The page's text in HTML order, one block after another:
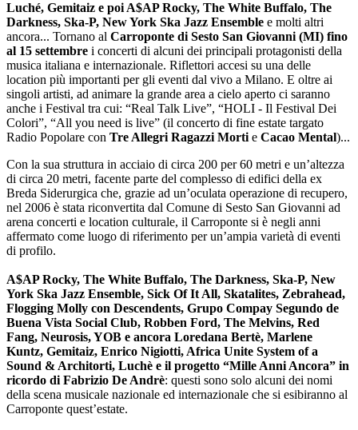
Luché, Gemitaiz e poi A$AP Rocky, The White Buffalo, The
Darkness, Ska-P, New York Ska Jazz Ensemble e molti altri
ancora... Tornano al Carroponte di Sesto San Giovanni (MI) fino
al 15 settembre i concerti di alcuni dei principali protagonisti della
musica italiana e internazionale. Riflettori accesi su una delle
location più importanti per gli eventi dal vivo a Milano. E oltre ai
singoli artisti, ad animare la grande area a cielo aperto ci saranno
anche i Festival tra cui: “Real Talk Live”, “HOLI - Il Festival Dei
Colori”, “All you need is live” (il concerto di fine estate targato
Radio Popolare con Tre Allegri Ragazzi Morti e Cacao Mental)...
Con la sua struttura in acciaio di circa 200 per 60 metri e un’altezza
di circa 20 metri, facente parte del complesso di edifici della ex
Breda Siderurgica che, grazie ad un’oculata operazione di recupero,
nel 2006 è stata riconvertita dal Comune di Sesto San Giovanni ad
arena concerti e location culturale, il Carroponte si è negli anni
affermato come luogo di riferimento per un’ampia varietà di eventi
di profilo.
A$AP Rocky, The White Buffalo, The Darkness, Ska-P, New
York Ska Jazz Ensemble, Sick Of It All, Skatalites, Zebrahead,
Flogging Molly con Descendents, Grupo Compay Segundo de
Buena Vista Social Club, Robben Ford, The Melvins, Red
Fang, Neurosis, YOB e ancora Loredana Bertè, Marlene
Kuntz, Gemitaiz, Enrico Nigiotti, Africa Unite System of a
Sound & Architorti, Luchè e il progetto “Mille Anni Ancora” in
ricordo di Fabrizio De Andrè: questi sono solo alcuni dei nomi
della scena musicale nazionale ed internazionale che si esibiranno al
Carroponte quest’estate.